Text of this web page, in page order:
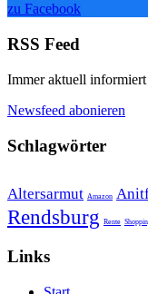
zu Facebook
RSS Feed
Immer aktuell
Newsfeed abonieren
Schlagwörter
Altersarmut Amazon
Rendsburg Rente
Links